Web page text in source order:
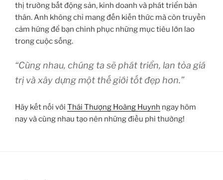
thị trường bất động sản, kinh doanh và phát triển bản
thân. Anh không chỉ mang đến kiến thức mà còn truyền
cảm hứng để bạn chinh phục những mục tiêu lớn lao
trong cuộc sống.
“Cùng nhau, chúng ta sẽ phát triển, lan tỏa giá
trị và xây dựng một thế giới tốt đẹp hơn.”
Hãy kết nối với Thái Thượng Hoàng Huynh ngay hôm
nay và cùng nhau tạo nên những điều phi thường!